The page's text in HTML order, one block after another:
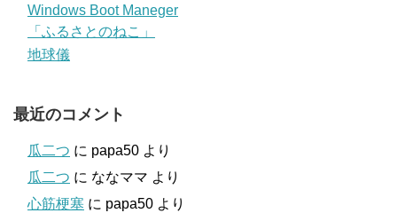
Windows Boot Maneger
「ふるさとのねこ」
地球儀
最近のコメント
瓜二つ に papa50 より
瓜二つ に ななママ より
心筋梗塞 に papa50 より